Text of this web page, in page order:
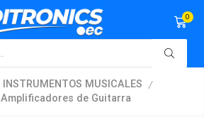
0
INSTRUMENTOS MUSICALES /
Amplificadores de Guitarra